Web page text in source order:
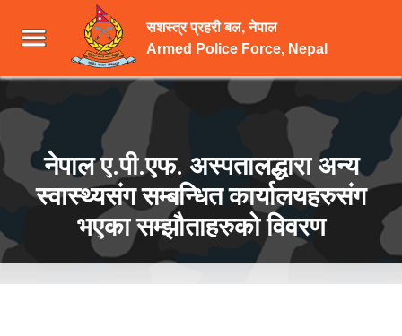
सशस्त्र प्रहरी बल, नेपाल
Armed Police Force, Nepal
नेपाल ए.पी.एफ. अस्पतालद्धारा अन्य
स्वास्थ्यसंग सम्बन्धित कार्यालयहरुसंग
भएका सम्झौताहरुको विवरण